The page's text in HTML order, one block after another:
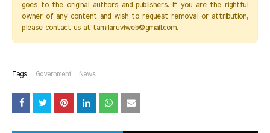
goes to the original authors and publishers. If you are the rightful
owner of any content and wish to request removal or attribution,
please contact us at tamilaruviweb@gmail.com.
Tags: Government News